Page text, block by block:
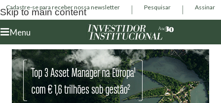
Skip to main content
Cadastre-se para receber nossa newsletter Pesquisar Assinar
Menu